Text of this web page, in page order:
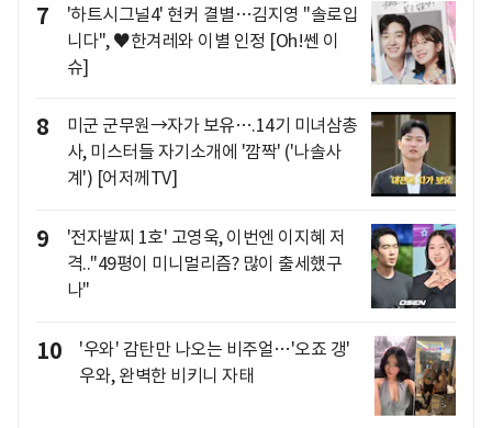
7
'하트시그널4' 현커 결별…김지영 "솔로입
니다", ♥한겨레와 이별 인정 [Oh!쎈 이
슈]
8
미군 군무원→자가 보유….14기 미녀삼총
사, 미스터들 자기소개에 '깜짝' ('나솔사
계') [어저께TV]
9
'전자발찌 1호' 고영욱, 이번엔 이지혜 저
격.."49평이 미니멀리즘? 많이 출세했구
나"
10
'우와' 감탄만 나오는 비주얼…'오죠 갱'
우와, 완벽한 비키니 자태